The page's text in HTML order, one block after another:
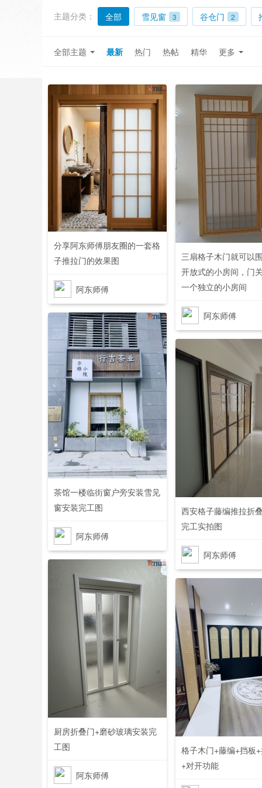
主题分类： 全部 雪见窗 3 谷仓门 2
全部主题 最新 热门 热帖 精华 更多
分享阿东师傅朋友圈的一套格
子推拉门的效果图
阿东师傅
0
77
三扇格子木门就可以
开放式的小房间，门
一个独立的小房间
阿东师傅
茶馆一楼临街窗户旁安装雪见
窗安装完工图
阿东师傅
0
81
西安格子藤编推拉折
完工实拍图
阿东师傅
厨房折叠门+磨砂玻璃安装完
工图
阿东师傅
格子木门+藤编+挡板
+对开功能